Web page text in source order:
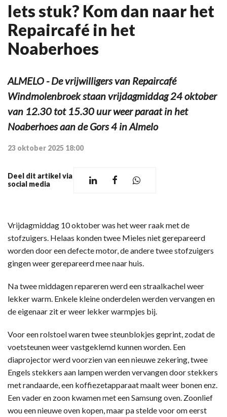
Iets stuk? Kom dan naar het
Repaircafé in het
Noaberhoes
ALMELO - De vrijwilligers van Repaircafé
Windmolenbroek staan vrijdagmiddag 24 oktober
van 12.30 tot 15.30 uur weer paraat in het
Noaberhoes aan de Gors 4 in Almelo
23 oktober 2025 18:00
Deel dit artikel via
social media
Vrijdagmiddag 10 oktober was het weer raak met de
stofzuigers. Helaas konden twee Mieles niet gerepareerd
worden door een defecte motor, de andere twee stofzuigers
gingen weer gerepareerd mee naar huis.
Na twee middagen repareren werd een straalkachel weer
lekker warm. Enkele kleine onderdelen werden vervangen en
de eigenaar zit er weer lekker warmpjes bij.
Voor een rolstoel waren twee steunblokjes geprint, zodat de
voetsteunen weer vastgeklemd kunnen worden. Een
diaprojector werd voorzien van een nieuwe zekering, twee
Engels stekkers aan lampen werden vervangen door stekkers
met randaarde, een koffiezetapparaat maalt weer bonen enz.
Een vader en zoon kwamen met een Samsung oven. Zoonlief
wou een nieuwe oven kopen, maar pa stelde voor om eerst